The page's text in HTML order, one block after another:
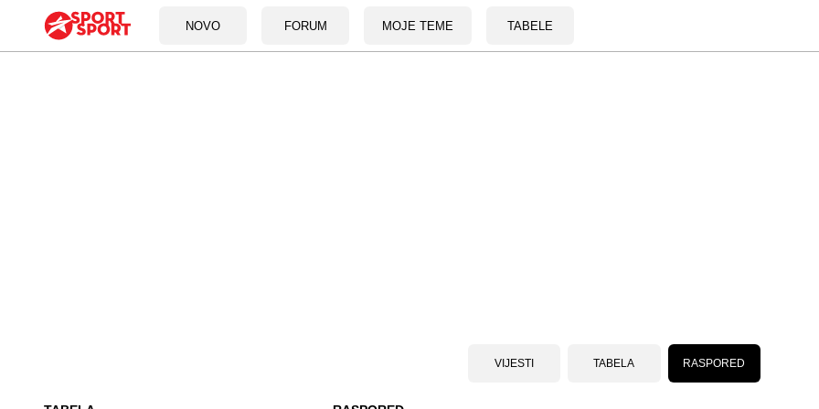
NOVO FORUM MOJE TEME TABELE
VIJESTI TABELA RASPORED